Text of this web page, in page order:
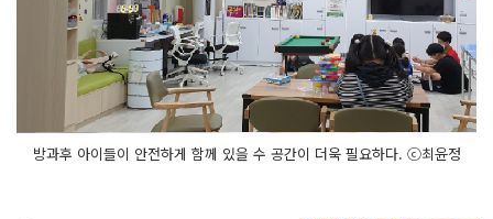
방과후 아이들이 안전하게 함께 있을 수 공간이 더욱 필요하다. ⓒ최윤정